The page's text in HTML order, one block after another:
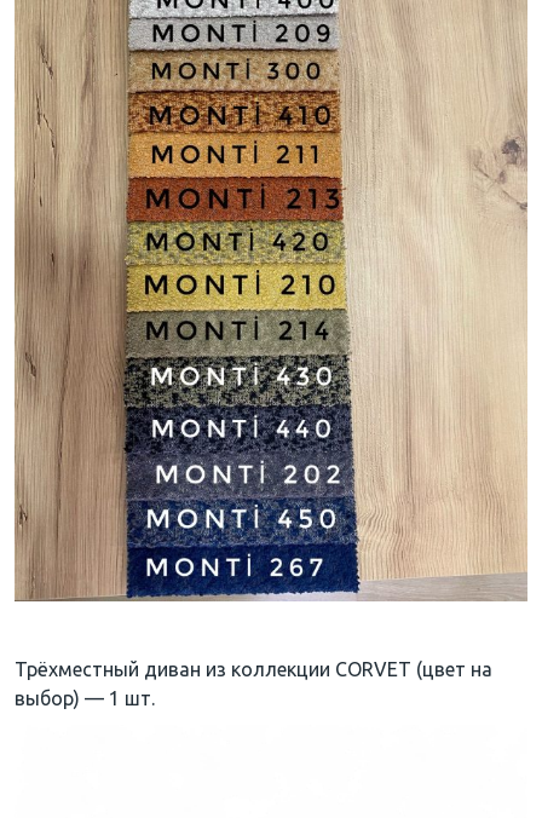
Трёхместный диван из коллекции CORVET (цвет на
выбор) — 1 шт.